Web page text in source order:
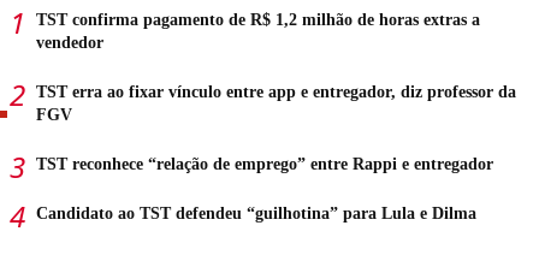
TST confirma pagamento de R$ 1,2 milhão de horas extras a
vendedor
TST erra ao fixar vínculo entre app e entregador, diz professor da
FGV
TST reconhece “relação de emprego” entre Rappi e entregador
Candidato ao TST defendeu “guilhotina” para Lula e Dilma